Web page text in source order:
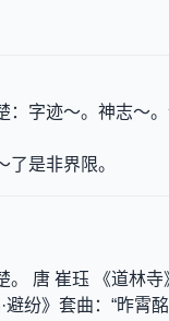
：字迹～。神志～
了是非界限。
。 唐 崔珏 《道林
避纷》套曲：“昨霄